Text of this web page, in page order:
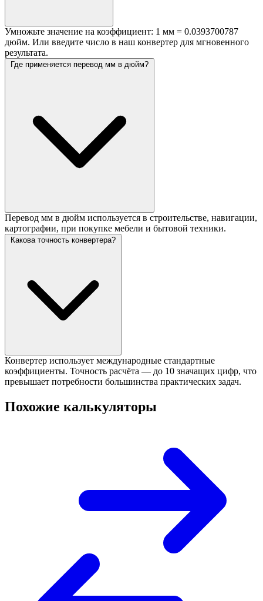
Умножьте значение на коэффициент: 1 мм = 0.0393700787
дюйм. Или введите число в наш конвертер для мгновенного
результата.
Где применяется перевод мм в дюйм?
Перевод мм в дюйм используется в строительстве, навигации,
картографии, при покупке мебели и бытовой техники.
Какова точность конвертера?
Конвертер использует международные стандартные
коэффициенты. Точность расчёта — до 10 значащих цифр, что
превышает потребности большинства практических задач.
Похожие калькуляторы